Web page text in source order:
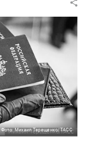
Фото: Михаил Терещенко/ТАСС